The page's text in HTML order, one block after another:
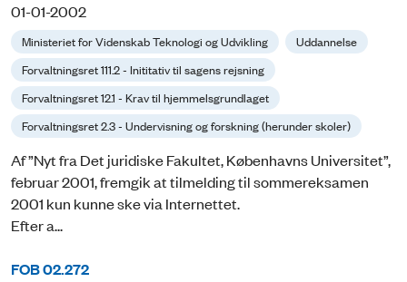
01-01-2002
Ministeriet for Videnskab Teknologi og Udvikling
Uddannelse
Forvaltningsret 111.2 - Inititativ til sagens rejsning
Forvaltningsret 12.1 - Krav til hjemmelsgrundlaget
Forvaltningsret 2.3 - Undervisning og forskning (herunder skoler)
Af ”Nyt fra Det juridiske Fakultet, Københavns Universitet”,
februar 2001, fremgik at tilmelding til sommereksamen
2001 kun kunne ske via Internettet.
Efter a...
FOB 02.272